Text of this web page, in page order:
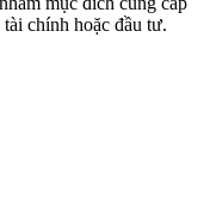
chính hoặc đầu tư.